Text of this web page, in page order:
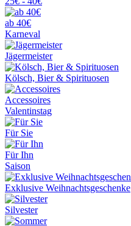
ab 40€
Karneval
Jägermeister
Kölsch, Bier & Spirituosen
Accessoires
Valentinstag
Für Sie
Für Ihn
Saison
Exklusive Weihnachtsgeschenke
Silvester